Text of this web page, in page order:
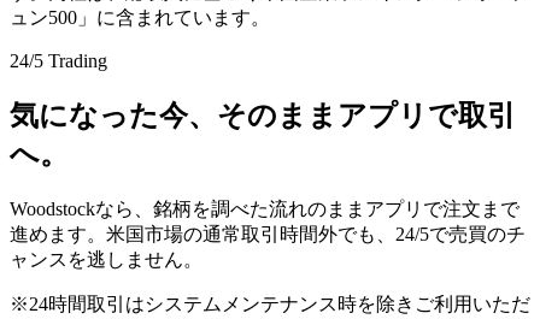
ュン500」に含まれています。
24/5 Trading
気になった今、そのままアプリで取引
へ。
Woodstockなら、銘柄を調べた流れのままアプリで注文まで
進めます。米国市場の通常取引時間外でも、24/5で売買のチ
ャンスを逃しません。
※24時間取引はシステムメンテナンス時を除きご利用いただ